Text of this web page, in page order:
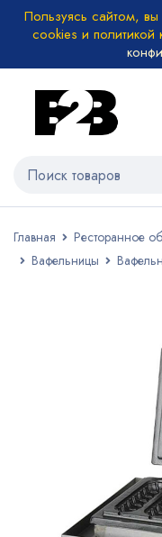
Пользуясь сайтом,
cookies и политикой
Главная Ресторанное
Вафельницы